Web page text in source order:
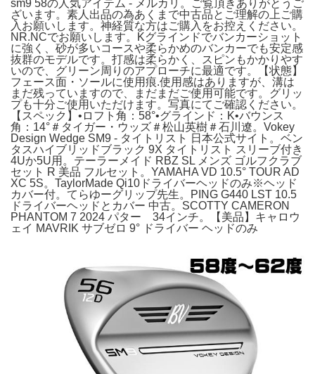
sm9 58の人気アイテム - メルカリ。ご覧頂きありがとうご
ざいます。素人出品の為あくまで中古品とご理解の上ご購
入お願いします。神経質な方はご購入をお控えください。
NR.NCでお願いします。Kグラインドでバンカーショット
に強く、砂が多いコースや柔らかめのバンカーでも安定感
抜群のモデルです。打感は柔らかく、スピンもかかりやす
いので、グリーン周りのアプローチに最適です。【状態】
フェース面・ソールに使用痕.使用感はありますが、溝は
まだ残っていますので、まだまだご使用可能です。グリッ
プも十分ご使用いただけます。写真にてご確認ください。
【スペック】•ロフト角：58°•グラインド：K•バウンス
角：14°＃タイガー・ウッズ＃松山英樹＃石川遼。Vokey
Design Wedge SM9 - タイトリスト 日本公式サイト。ベン
タスハイブリッドブラック 9X タイトリスト スリーブ付き
4Uか5U用。テーラーメイド RBZ SL メンズ ゴルフクラブ
セット R 美品 フルセット。YAMAHA VD 10.5° TOUR AD
XC 5S。TaylorMade Qi10ドライバーヘッドのみ※ヘッド
カバー付。てらゆーグリップ先生。PING G440 LST 10.5
ドライバーヘッドとカバー 中古。SCOTTY CAMERON
PHANTOM 7 2024 パター 34インチ。【美品】キャロウ
ェイ MAVRIK サブゼロ 9° ドライバー ヘッドのみ